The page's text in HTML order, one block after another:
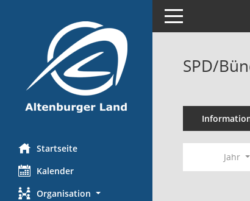
Startseite
Kalender
Organisation
Toggle navigation
SPD/
Jahr